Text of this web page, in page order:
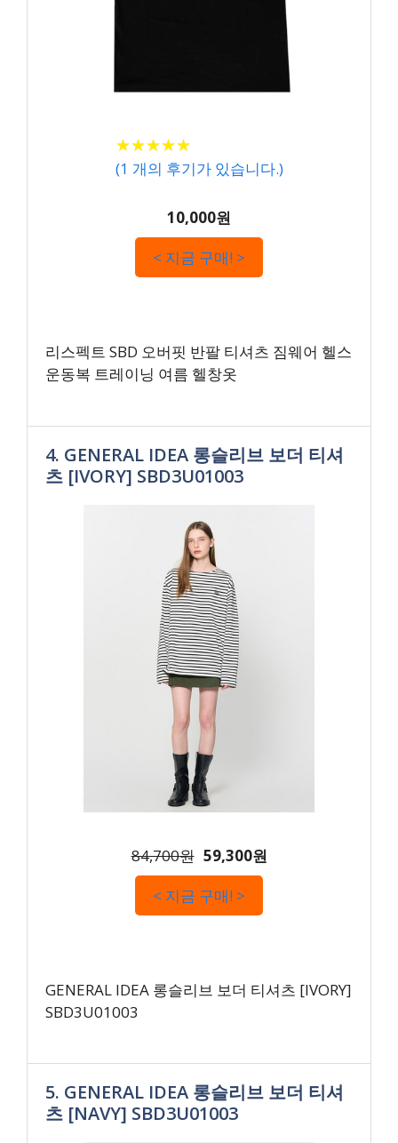
★★★★★
★★★★★
(1 개의 후기가 있습니다.)
10,000원
< 지금 구매! >
리스펙트 SBD 오버핏 반팔 티셔츠 짐웨어 헬스
운동복 트레이닝 여름 헬창옷
4. GENERAL IDEA 롱슬리브 보더 티셔
츠 [IVORY] SBD3U01003
84,700원 59,300원
< 지금 구매! >
GENERAL IDEA 롱슬리브 보더 티셔츠 [IVORY]
SBD3U01003
5. GENERAL IDEA 롱슬리브 보더 티셔
츠 [NAVY] SBD3U01003